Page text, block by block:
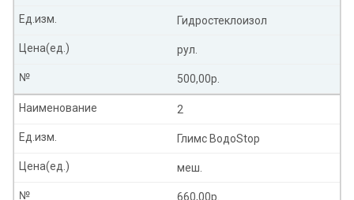
Гидростеклоизол
Ед.изм.
рул.
Цена(ед.)
500,00р.
№
2
Наименование
Глимс ВодоStop
Ед.изм.
меш.
Цена(ед.)
660,00р.
№